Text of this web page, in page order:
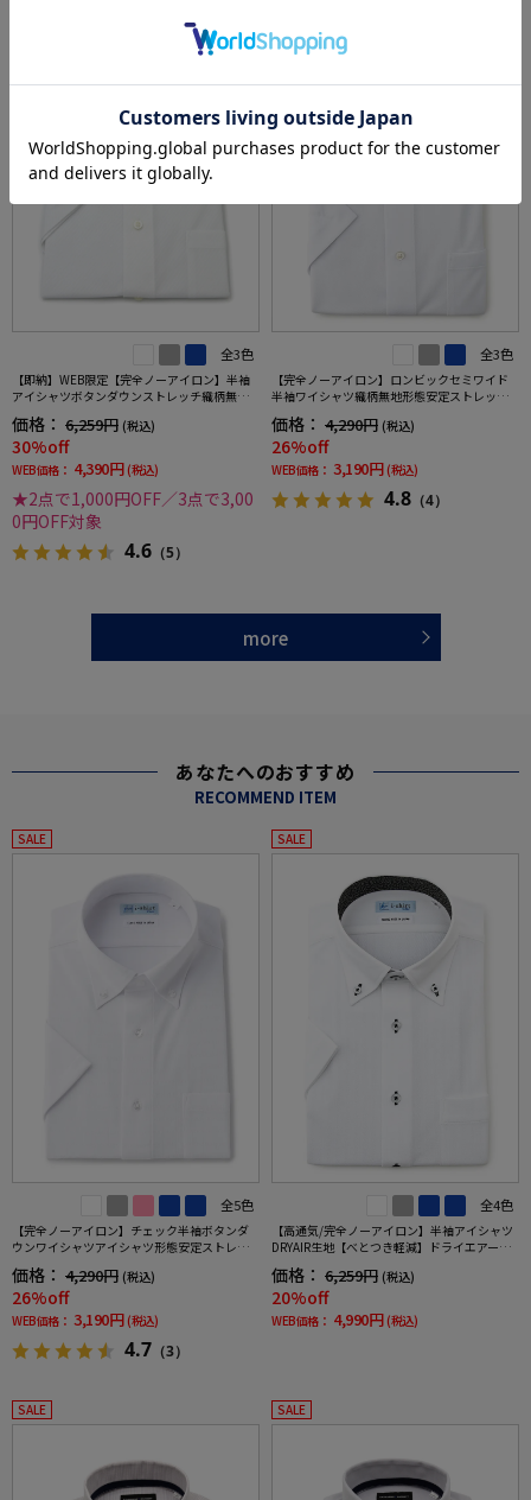
全3色
【即納】WEB限定【完全ノーアイロン】半袖
アイシャツボタンダウンストレッチ織柄無地i-
価格： 6,259円 (税込)
30%off
WEB価格： 4,390円 (税込)
★2点で1,000円OFF／3点で3,00
0円OFF対象
4.6 （5）
全3色
【完全ノーアイロン】ロンビックセミワイド
半袖ワイシャツ織柄無地形態安定ストレッチ
価格： 4,290円 (税込)
26%off
WEB価格： 3,190円 (税込)
4.8 （4）
more
あなたへのおすすめ
RECOMMEND ITEM
SALE
全5色
【完全ノーアイロン】チェック半袖ボタンダ
ウンワイシャツアイシャツ形態安定ストレッ
価格： 4,290円 (税込)
26%off
WEB価格： 3,190円 (税込)
4.7 （3）
SALE
全4色
【高通気/完全ノーアイロン】半袖アイシャツ
DRYAIR生地【べとつき軽減】ドライエアーボ
ライプ形態安定ストレッチ防汚効果吸汗速乾
春夏
価格： 6,259円 (税込)
20%off
WEB価格： 4,990円 (税込)
SALE SALE